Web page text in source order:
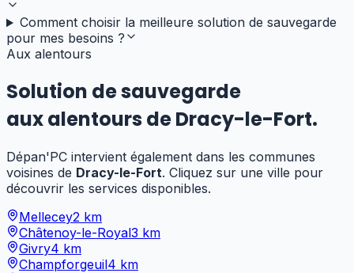
Comment choisir la meilleure solution de sauvegarde
pour mes besoins ?
Aux alentours
Solution de sauvegarde
aux alentours deDracy-le-Fort.
Dépan'PC intervient également dans les communes
voisines de Dracy-le-Fort. Cliquez sur une ville pour
découvrir les services disponibles.
Mellecey2 km
Châtenoy-le-Royal3 km
Givry4 km
Champforgeuil4 km